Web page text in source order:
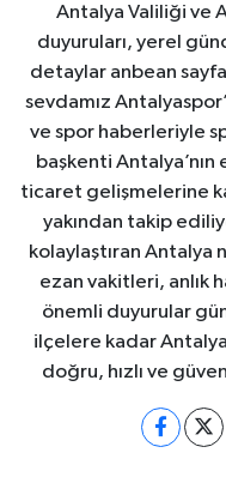
Antalya Valiliği ve
duyuruları, yerel
detaylar anbean
sevdamız
ve spor haberleriyle
başkenti
ticaret gelişmelerine
yakından takip
kolaylaştıran Antalya
ezan vakitleri, anlık
önemli duyurular
ilçelere kadar
doğru, hızlı ve